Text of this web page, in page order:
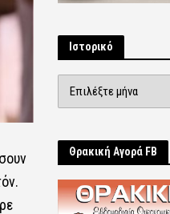
Ιστορικό
Θρακική Αγορά FB